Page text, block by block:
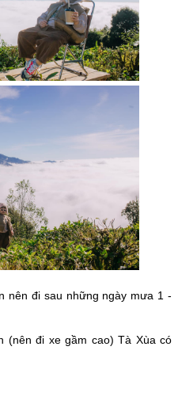
nên đi sau những ngày mưa 1 -
(nên đi xe gầm cao) Tà Xùa có